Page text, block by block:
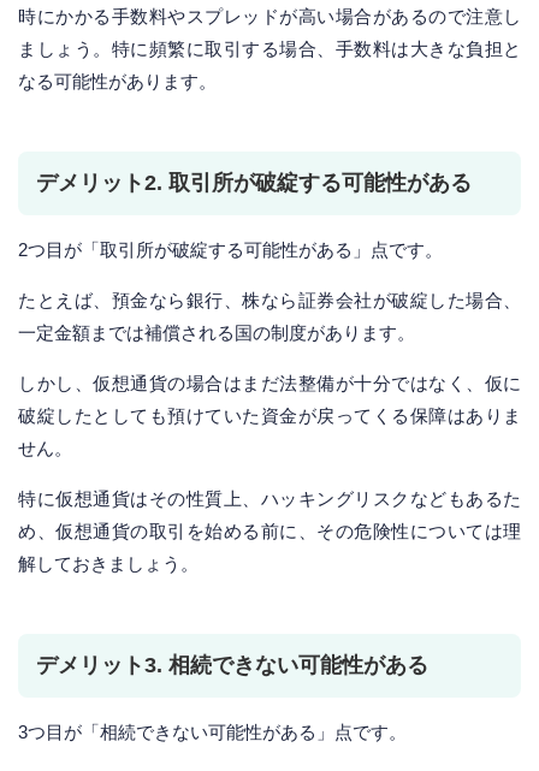
時にかかる手数料やスプレッドが高い場合があるので注意し
ましょう。特に頻繁に取引する場合、手数料は大きな負担と
なる可能性があります。
デメリット2. 取引所が破綻する可能性がある
2つ目が「取引所が破綻する可能性がある」点です。
たとえば、預金なら銀行、株なら証券会社が破綻した場合、
一定金額までは補償される国の制度があります。
しかし、仮想通貨の場合はまだ法整備が十分ではなく、仮に
破綻したとしても預けていた資金が戻ってくる保障はありま
せん。
特に仮想通貨はその性質上、ハッキングリスクなどもあるた
め、仮想通貨の取引を始める前に、その危険性については理
解しておきましょう。
デメリット3. 相続できない可能性がある
3つ目が「相続できない可能性がある」点です。